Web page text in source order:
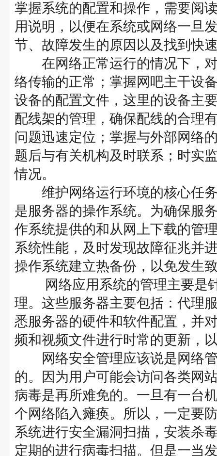
掌握系统的配置和操作，需要阅
用说明，以便在系统或网络一旦
节、故障发生的原因以及找到
在网络正常运行的情况下，对
络传输的正常；掌握网吧主干设
设备的配置文件，这里的设备主
配线架的管理，确保配线的合理
问题迅速定位；掌握与外部网络
题后与有关机构及时联系；时实
情况。
维护网络运行环境的核心任务
是服务器的操作系统。为确保服
作系统提供的和从网上下载的管
系统性能，及时发现故障征兆并
操作系统建立热备份，以免发生
网络应用系统的管理主要是针
理。这些服务器主要包括：代理
悉服务器的硬件和软件配置，并
频和视频文件进行时常的更新
网络安全管理应该说是网络管
的。因为用户可能会访问各类网
病毒是再所难免的。一旦有一台
个网络陷入瘫痪。所以，一定要
系统进行安全漏洞扫描，安装杀
定期的进行病毒扫描。但是一当